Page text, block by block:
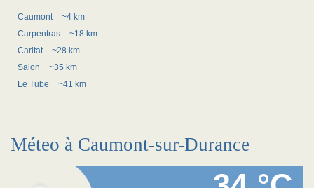
Caumont
~4 km
Carpentras
~18 km
Caritat
~28 km
Salon
~35 km
Le Tube
~41 km
Méteo à Caumont-sur-Durance